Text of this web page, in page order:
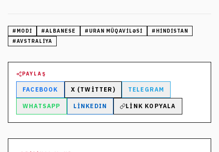
# MODI #ALBANESE # URAN MÜQAVILƏSI # HINDISTAN
#AVSTRALIYA
PAYLAŞ
FACEBOOK X (TWITTER) TELEGRAM
WHATSAPP LINKEDIN LINK KOPYALA